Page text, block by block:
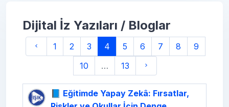
Dijital İz Yazıları / Bloglar
Önceki Sayfa
1 2 3 4(mevcut)
5 6 7 8
9
10
… 13
📘 Eğitimde Yapay Zekâ: Fırsatlar,